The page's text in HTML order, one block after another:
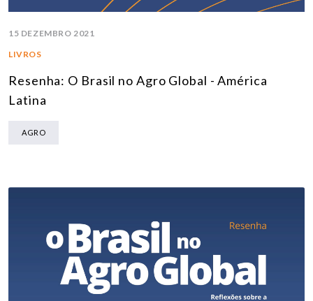
15 DEZEMBRO 2021
LIVROS
Resenha: O Brasil no Agro Global - América
Latina
AGRO